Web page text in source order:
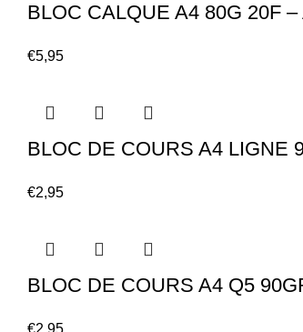
BLOC CALQUE A4 80G 20F
€5,95
BLOC DE COURS A4 LIGNE
€2,95
BLOC DE COURS A4 Q5